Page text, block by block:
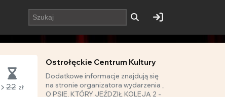
22 zł
Ostrołęckie Centrum Kultury
Dodatkowe informacje znajdują się
na stronie organizatora wydarzenia „
O PSIE, KTÓRY JEŹDZIŁ KOLEJĄ 2 -